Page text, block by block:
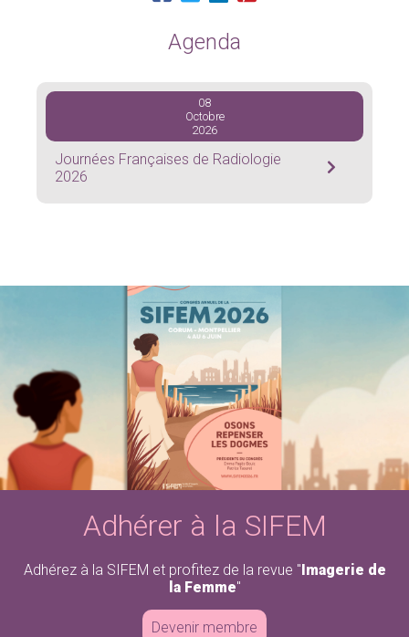
Agenda
08
Octobre
2026
Journées Françaises de Radiologie
2026
Adhérer à la SIFEM
Adhérez à la SIFEM et profitez de la revue "Imagerie de
la Femme"
Devenir membre